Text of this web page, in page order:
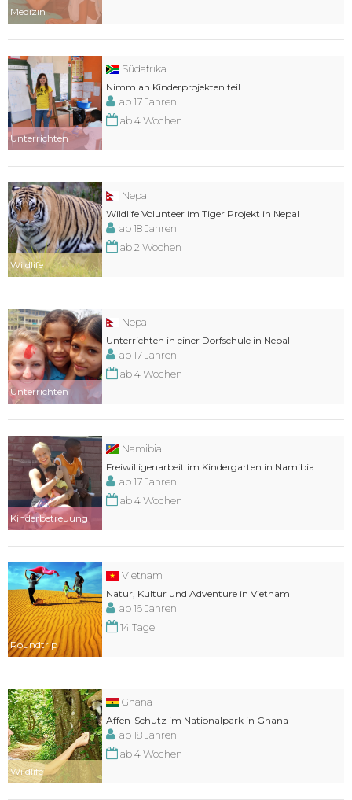
Medizin
Unterrichten
Südafrika
Nimm an Kinderprojekten teil
ab 17 Jahren
ab 4 Wochen
Wildlife
Nepal
Wildlife Volunteer im Tiger Projekt in Nepal
ab 18 Jahren
ab 2 Wochen
Unterrichten
Nepal
Unterrichten in einer Dorfschule in Nepal
ab 17 Jahren
ab 4 Wochen
Kinderbetreuung
Namibia
Freiwilligenarbeit im Kindergarten in Namibia
ab 17 Jahren
ab 4 Wochen
Roundtrip
Vietnam
Natur, Kultur und Adventure in Vietnam
ab 16 Jahren
14 Tage
Wildlife
Ghana
Affen-Schutz im Nationalpark in Ghana
ab 18 Jahren
ab 4 Wochen